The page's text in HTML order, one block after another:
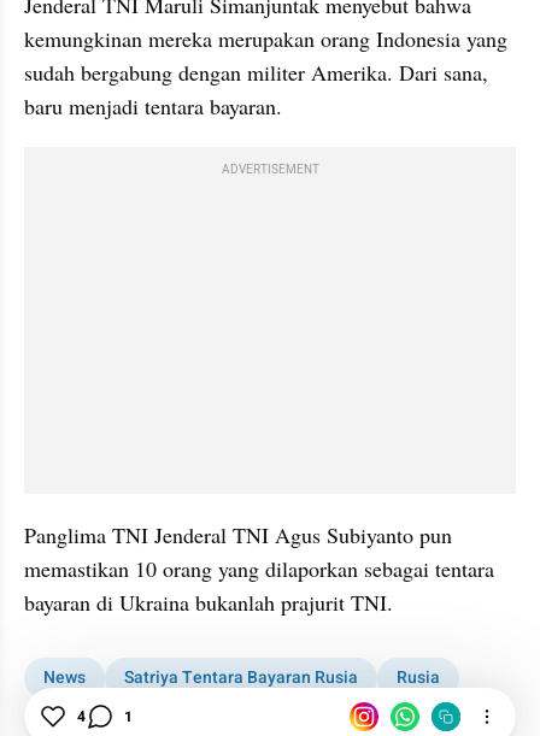
kemungkinan mereka merupakan orang Indonesia yang
sudah bergabung dengan militer Amerika. Dari sana,
baru menjadi tentara bayaran.
ADVERTISEMENT
Panglima TNI Jenderal TNI Agus Subiyanto pun
memastikan 10 orang yang dilaporkan sebagai tentara
bayaran di Ukraina bukanlah prajurit TNI.
News Satriya Tentara Bayaran Rusia
Rusia
Wagner Group
4 1